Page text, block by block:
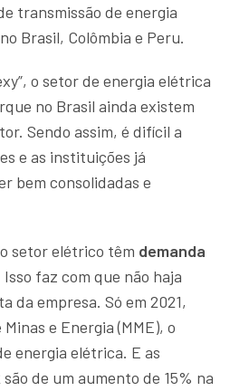
transmissão de energia
Brasil, Colômbia e Peru.
o setor de energia elétrica
no Brasil ainda existem
Sendo assim, é difícil a
e as instituições já
bem consolidadas e
setor elétrico têm demanda
faz com que não haja
da empresa. Só em 2021,
e Energia (MME), o
energia elétrica. E as
de um aumento de 15% na